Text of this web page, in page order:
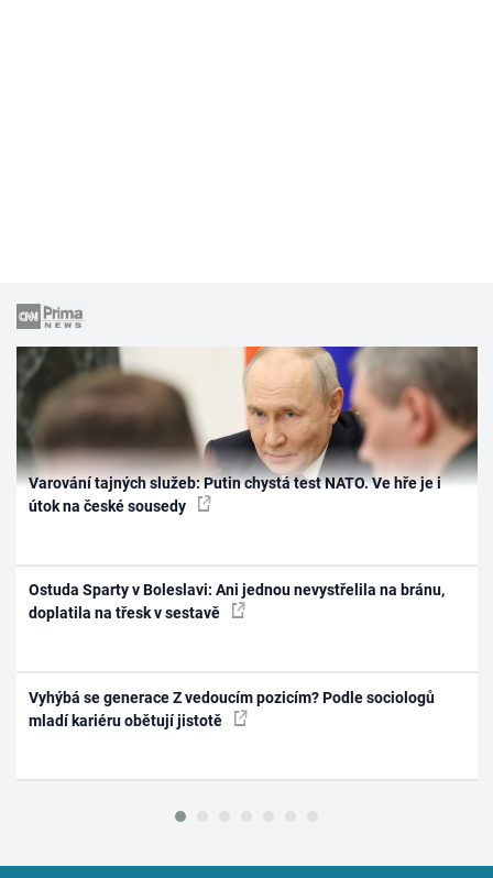
Varování tajných služeb: Putin chystá test NATO. Ve hře je i
útok na české sousedy
Ostuda Sparty v Boleslavi: Ani jednou nevystřelila na bránu,
doplatila na třesk v sestavě
Vyhýbá se generace Z vedoucím pozicím? Podle sociologů
mladí kariéru obětují jistotě